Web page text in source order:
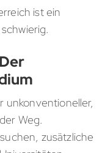
ist ein
unkonventioneller,
Weg.
zusätzliche